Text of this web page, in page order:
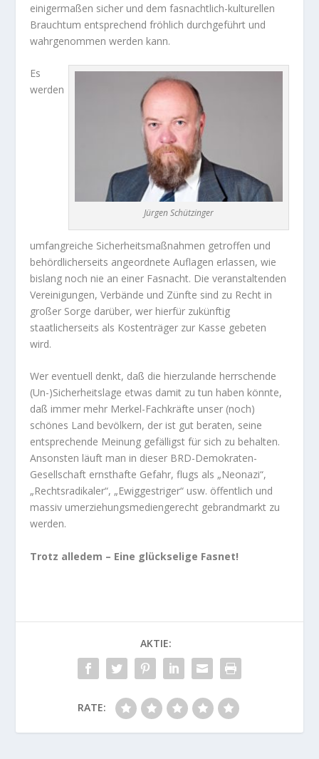
einigermaßen sicher und dem fasnachtlich-kulturellen
Brauchtum entsprechend fröhlich durchgeführt und
wahrgenommen werden kann.
Jürgen Schützinger
Es
werden
umfangreiche Sicherheitsmaßnahmen getroffen und
behördlicherseits angeordnete Auflagen erlassen, wie
bislang noch nie an einer Fasnacht. Die veranstaltenden
Vereinigungen, Verbände und Zünfte sind zu Recht in
großer Sorge darüber, wer hierfür zukünftig
staatlicherseits als Kostenträger zur Kasse gebeten
wird.
Wer eventuell denkt, daß die hierzulande herrschende
(Un-)Sicherheitslage etwas damit zu tun haben könnte,
daß immer mehr Merkel-Fachkräfte unser (noch)
schönes Land bevölkern, der ist gut beraten, seine
entsprechende Meinung gefälligst für sich zu behalten.
Ansonsten läuft man in dieser BRD-Demokraten-
Gesellschaft ernsthafte Gefahr, flugs als „Neonazi“,
„Rechtsradikaler“, „Ewiggestriger“ usw. öffentlich und
massiv umerziehungsmediengerecht gebrandmarkt zu
werden.
Trotz alledem – Eine glückselige Fasnet!
AKTIE:
RATE: